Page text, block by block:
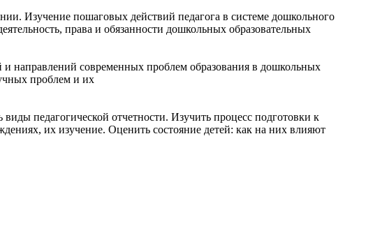
Изучение пошаговых действий педагога в системе дошкольного
права и обязанности дошкольных образовательных
направлений современных проблем образования в дошкольных
проблем и их
педагогической отчетности. Изучить процесс подготовки к
их изучение. Оценить состояние детей: как на них влияют